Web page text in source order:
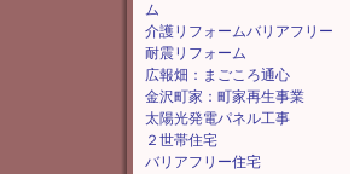
ム
介護リフォームバリアフリー
耐震リフォーム
広報畑：まごころ通心
金沢町家：町家再生事業
太陽光発電パネル工事
２世帯住宅
バリアフリー住宅